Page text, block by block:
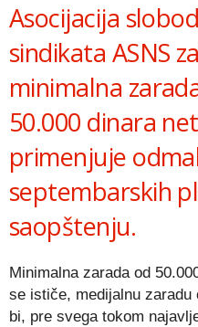
Asocijacija
sindikata ASNS
minimalna
50.000 dinara
primenjuje
septembarskih
saopštenju.
Minimalna zarada od
se ističe, medijalnu zaradu
bi, pre svega tokom